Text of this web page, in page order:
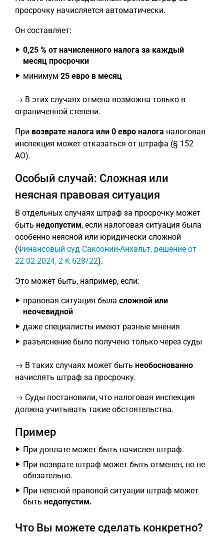
просрочку начисляется автоматически.
Он составляет:
0,25 % от начисленного налога за каждый
месяц просрочки
минимум 25 евро в месяц
→ В этих случаях отмена возможна только в
ограниченной степени.
При возврате налога или 0 евро налога налоговая
инспекция может отказаться от штрафа (§ 152
AO).
Особый случай: Сложная или
неясная правовая ситуация
В отдельных случаях штраф за просрочку может
быть недопустим, если налоговая ситуация была
особенно неясной или юридически сложной
(Финансовый суд Саксонии-Анхальт, решение от
22.02.2024, 2 K 628/22).
Это может быть, например, если:
правовая ситуация была сложной или
неочевидной
даже специалисты имеют разные мнения
разъяснение было получено только через суды
→ В таких случаях может быть необоснованно
начислять штраф за просрочку.
→ Суды постановили, что налоговая инспекция
должна учитывать такие обстоятельства.
Пример
При доплате может быть начислен штраф.
При возврате штраф может быть отменен, но не
обязательно.
При неясной правовой ситуации штраф может
быть недопустим.
Что Вы можете сделать конкретно?